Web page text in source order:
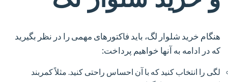
هنگام خرید شلوار لگ، باید فاکتورهای مهمی را در نظر بگیرید
که در ادامه به آنها خواهیم پرداخت:
لگی را انتخاب کنید که با آن احساس راحتی کنید. مثلاً کمربند